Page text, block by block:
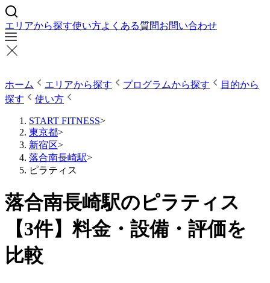
エリアから探す使い方よくある質問お問い合わせ
ホーム エリアから探す プログラムから探す
目的から
探す
使い方
START FITNESS>
東京都>
新宿区>
落合南長崎駅>
ピラティス
落合南長崎駅のピラティス
【3件】料金・設備・評価を
比較